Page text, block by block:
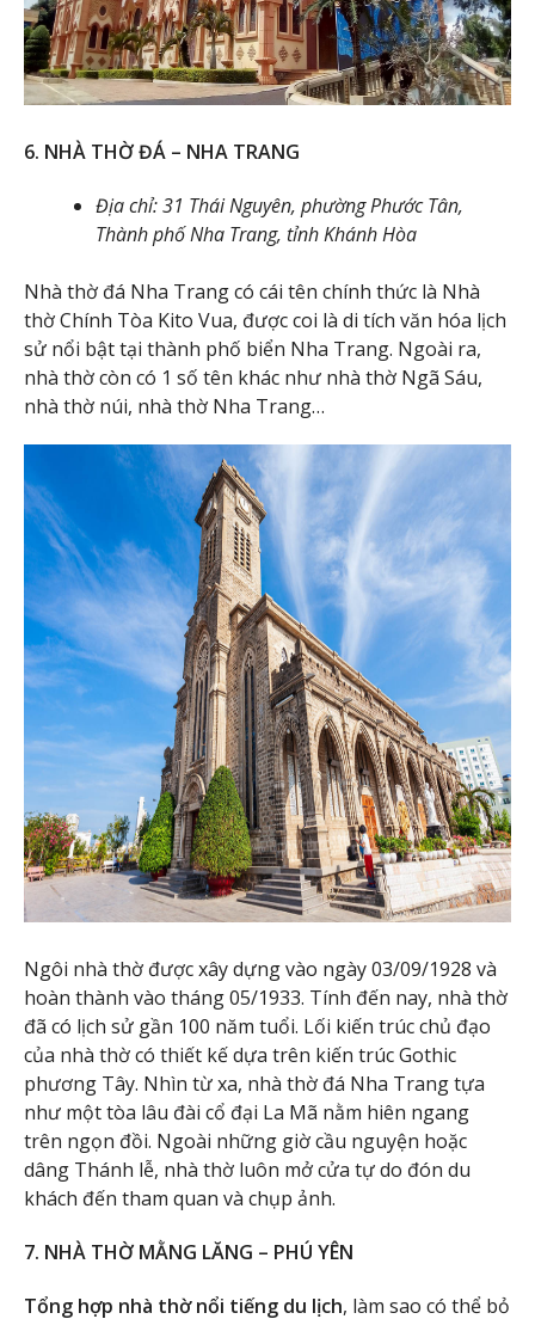
6. NHÀ THỜ ĐÁ – NHA TRANG
Địa chỉ: 31 Thái Nguyên, phường Phước Tân,
Thành phố Nha Trang, tỉnh Khánh Hòa
Nhà thờ đá Nha Trang có cái tên chính thức là Nhà
thờ Chính Tòa Kito Vua, được coi là di tích văn hóa lịch
sử nổi bật tại thành phố biển Nha Trang. Ngoài ra,
nhà thờ còn có 1 số tên khác như nhà thờ Ngã Sáu,
nhà thờ núi, nhà thờ Nha Trang…
Ngôi nhà thờ được xây dựng vào ngày 03/09/1928 và
hoàn thành vào tháng 05/1933. Tính đến nay, nhà thờ
đã có lịch sử gần 100 năm tuổi. Lối kiến trúc chủ đạo
của nhà thờ có thiết kế dựa trên kiến trúc Gothic
phương Tây. Nhìn từ xa, nhà thờ đá Nha Trang tựa
như một tòa lâu đài cổ đại La Mã nằm hiên ngang
trên ngọn đồi. Ngoài những giờ cầu nguyện hoặc
dâng Thánh lễ, nhà thờ luôn mở cửa tự do đón du
khách đến tham quan và chụp ảnh.
7. NHÀ THỜ MẰNG LĂNG – PHÚ YÊN
Tổng hợp nhà thờ nổi tiếng du lịch, làm sao có thể bỏ